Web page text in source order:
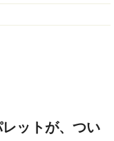
ットが、つい